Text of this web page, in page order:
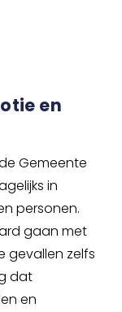
en
Gemeente
in
personen.
gaan met
gevallen zelfs
dat
en